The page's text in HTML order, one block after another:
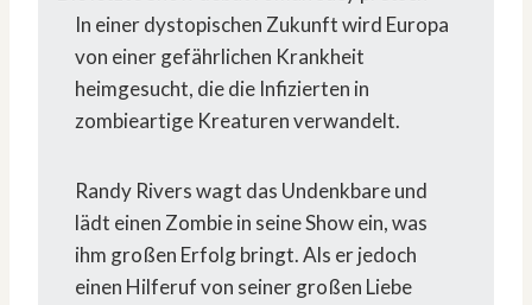
In einer dystopischen Zukunft wird Europa
von einer gefährlichen Krankheit
heimgesucht, die die Infizierten in
zombieartige Kreaturen verwandelt.
Randy Rivers wagt das Undenkbare und
lädt einen Zombie in seine Show ein, was
ihm großen Erfolg bringt. Als er jedoch
einen Hilferuf von seiner großen Liebe